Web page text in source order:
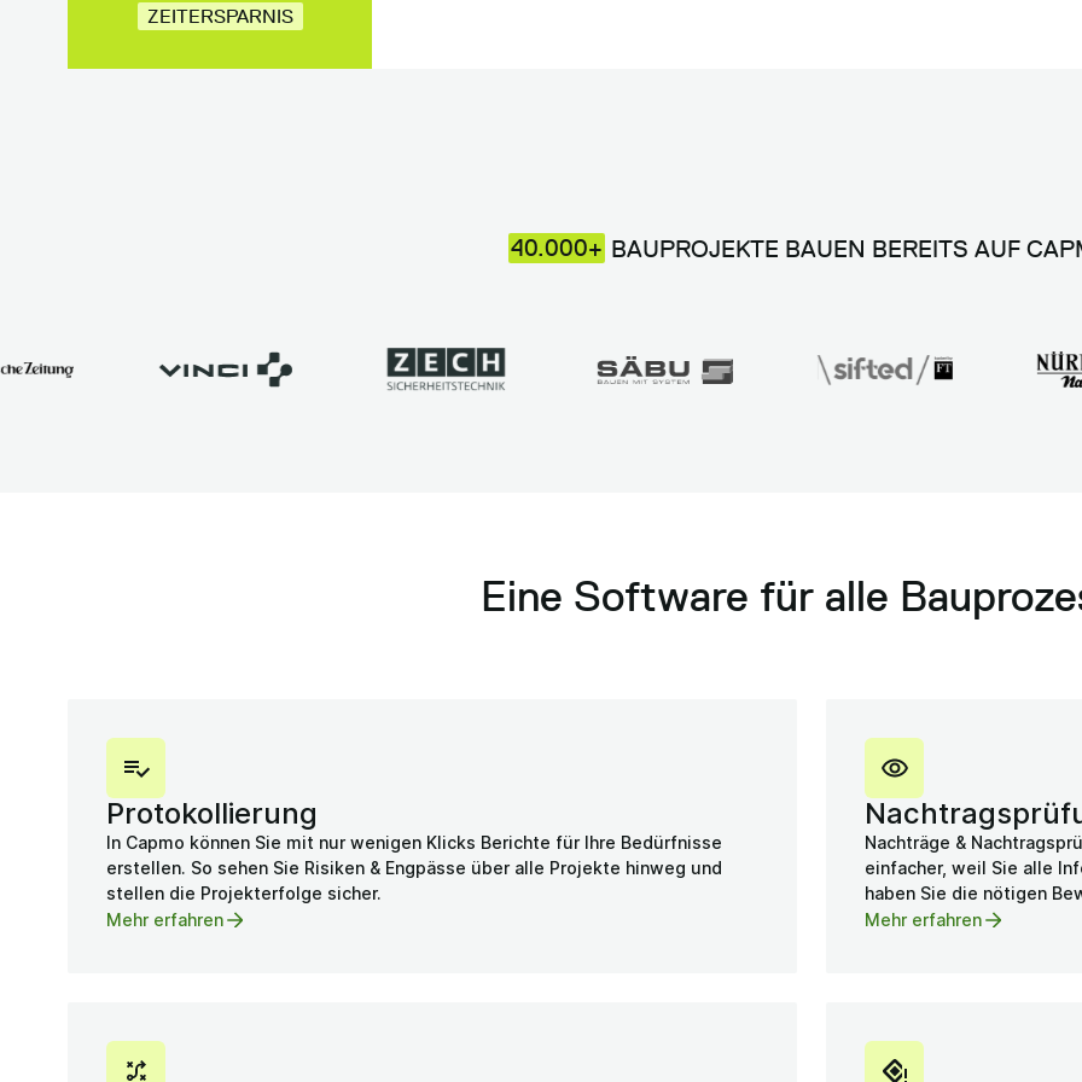
ZEITERSPARNIS
40.000+ BAUPROJEKTE BAUEN BEREITS AUF
Eine Software für alle
Protokollierung
In Capmo können Sie mit nur wenigen Klicks Berichte für Ihre Bedürfnisse
erstellen. So sehen Sie Risiken & Engpässe über alle Projekte hinweg und
stellen die Projekterfolge sicher.
Mehr erfahren
Nachträge &
einfacher, weil Sie alle
haben Sie die nötigen
Mehr erfahren